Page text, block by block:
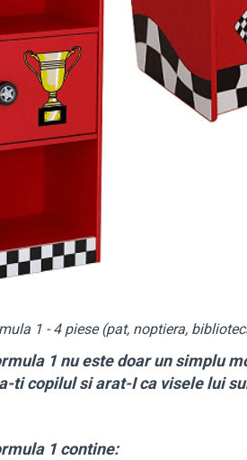
1 - 4 piese (pat, noptiera,
1nu este doar un simplu
ti copilul si arat-I ca visele lui
1 contine: